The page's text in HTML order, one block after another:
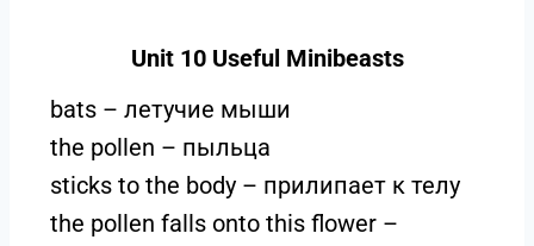
Unit 10 Useful Minibeasts
bats – летучие мыши
the pollen – пыльца
sticks to the body – прилипает к телу
the pollen falls onto this flower –